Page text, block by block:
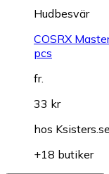
Hudbesvär
COSRX
pcs
fr.
33 kr
hos Ksisters.se
+18 butiker